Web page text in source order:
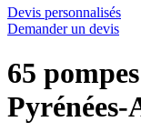
Devis personnalisés
Demander un devis
65